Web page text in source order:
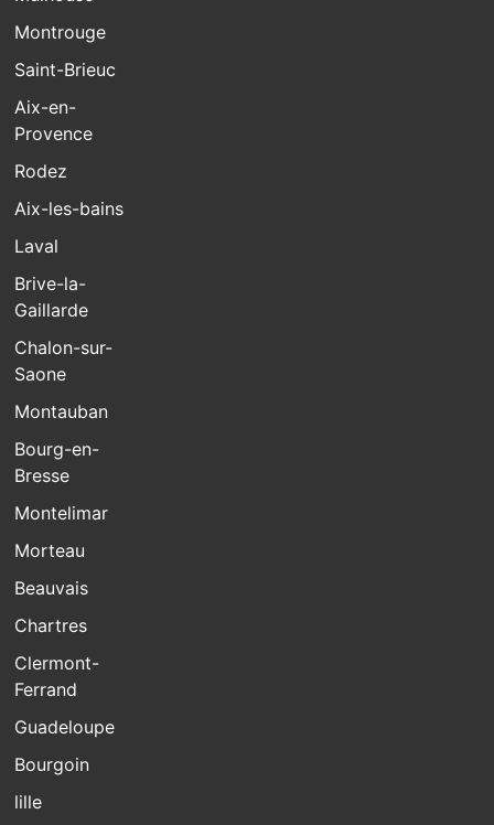
Montrouge
Saint-Brieuc
Aix-en-
Provence
Rodez
Aix-les-bains
Laval
Brive-la-
Gaillarde
Chalon-sur-
Saone
Montauban
Bourg-en-
Bresse
Montelimar
Morteau
Beauvais
Chartres
Clermont-
Ferrand
Guadeloupe
Bourgoin
lille